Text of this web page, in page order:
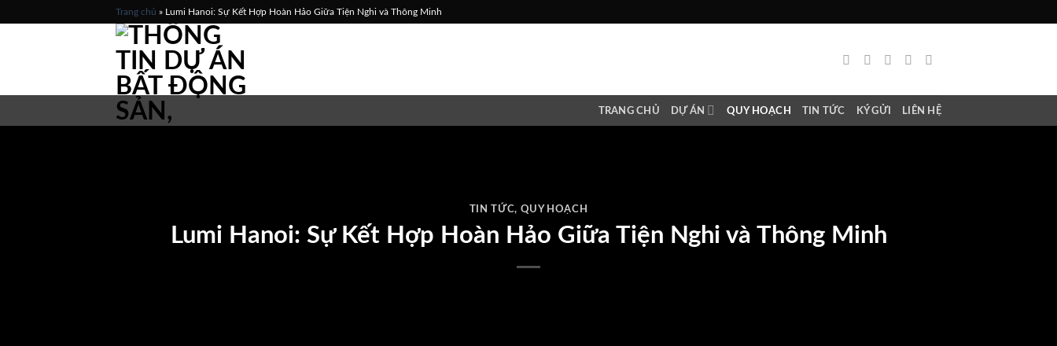
Trang chủ » Lumi Hanoi: Sự Kết Hợp Hoàn Hảo Giữa Tiện Nghi và Thông Minh
TRANG CHỦ DỰ ÁN QUY HOẠCH TIN TỨC KÝ GỬI LIÊN HỆ
TIN TỨC, QUY HOẠCH
Lumi Hanoi: Sự Kết Hợp Hoàn Hảo Giữa Tiện Nghi và Thông Minh